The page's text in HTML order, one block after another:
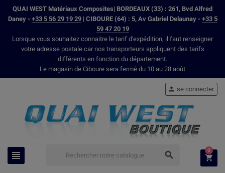
QUAI WEST Matériaux Composites| BORDEAUX (33) : 261, Bvd Alfred
Daney - +33 5 56 29 19 29| CIBOURE (64) : 5, Av Gabriel Delaunay - +33 5
59 47 20 19
Lorsque vous souhaitez connaitre le tarif d'expédition, il faut renseigner
votre adresse postale car nos transporteurs appliquent des tarifs
différents en fonction du département.
Le magasin de Ciboure sera fermé du 10 au 28 août
 
 se connecter

0